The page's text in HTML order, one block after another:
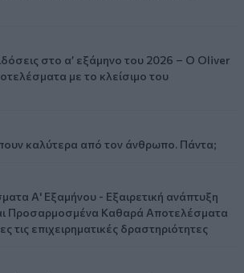
στο α’ εξάμηνο του 2026 – Ο Oliver
με το κλείσιμο του
καλύτερα από τον άνθρωπο. Πάντα;
Α' Εξαμήνου - Εξαιρετική ανάπτυξη
Προσαρμοσμένα Καθαρά Αποτελέσματα
τις επιχειρηματικές δραστηριότητες